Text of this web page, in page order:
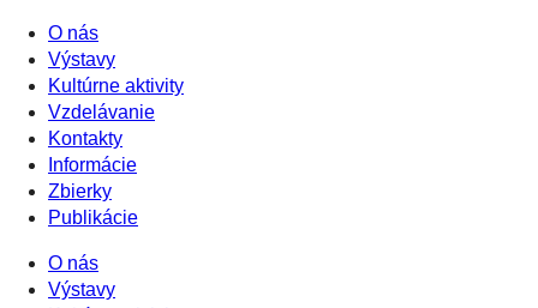
O nás
Výstavy
Kultúrne aktivity
Vzdelávanie
Kontakty
Informácie
Zbierky
Publikácie
O nás
Výstavy